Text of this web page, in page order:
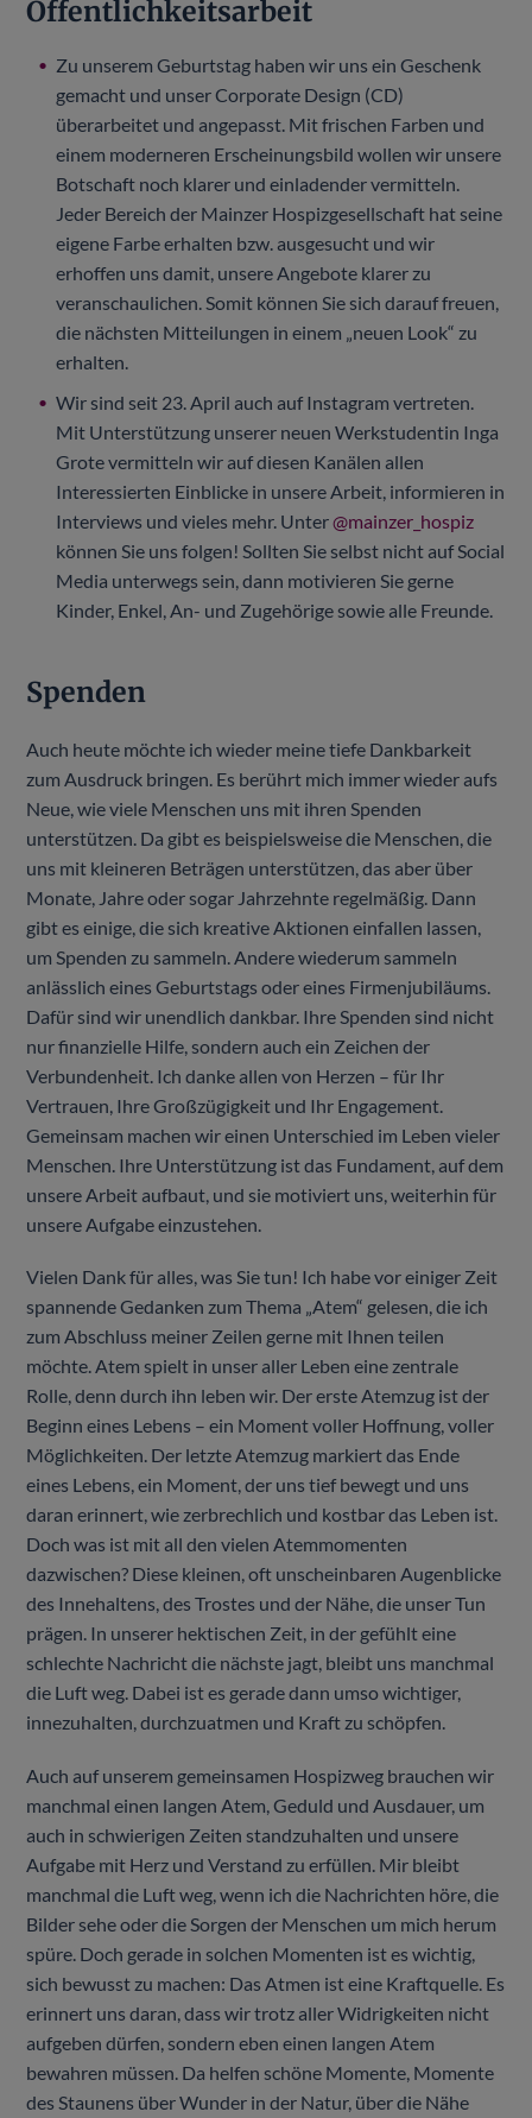
Öffentlichkeitsarbeit
Zu unserem Geburtstag haben wir uns ein Geschenk
gemacht und unser Corporate Design (CD)
überarbeitet und angepasst. Mit frischen Farben und
einem moderneren Erscheinungsbild wollen wir unsere
Botschaft noch klarer und einladender vermitteln.
Jeder Bereich der Mainzer Hospizgesellschaft hat seine
eigene Farbe erhalten bzw. ausgesucht und wir
erhoffen uns damit, unsere Angebote klarer zu
veranschaulichen. Somit können Sie sich darauf freuen,
die nächsten Mitteilungen in einem „neuen Look“ zu
erhalten.
Wir sind seit 23. April auch auf Instagram vertreten.
Mit Unterstützung unserer neuen Werkstudentin Inga
Grote vermitteln wir auf diesen Kanälen allen
Interessierten Einblicke in unsere Arbeit, informieren in
Interviews und vieles mehr. Unter@mainzer_hospiz
können Sie uns folgen! Sollten Sie selbst nicht auf Social
Media unterwegs sein, dann motivieren Sie gerne
Kinder, Enkel, An- und Zugehörige sowie alle Freunde.
Spenden
Auch heute möchte ich wieder meine tiefe Dankbarkeit
zum Ausdruck bringen. Es berührt mich immer wieder aufs
Neue, wie viele Menschen uns mit ihren Spenden
unterstützen. Da gibt es beispielsweise die Menschen, die
uns mit kleineren Beträgen unterstützen, das aber über
Monate, Jahre oder sogar Jahrzehnte regelmäßig. Dann
gibt es einige, die sich kreative Aktionen einfallen lassen,
um Spenden zu sammeln. Andere wiederum sammeln
anlässlich eines Geburtstags oder eines Firmenjubiläums.
Dafür sind wir unendlich dankbar. Ihre Spenden sind nicht
nur finanzielle Hilfe, sondern auch ein Zeichen der
Verbundenheit. Ich danke allen von Herzen – für Ihr
Vertrauen, Ihre Großzügigkeit und Ihr Engagement.
Gemeinsam machen wir einen Unterschied im Leben vieler
Menschen. Ihre Unterstützung ist das Fundament, auf dem
unsere Arbeit aufbaut, und sie motiviert uns, weiterhin für
unsere Aufgabe einzustehen.
Vielen Dank für alles, was Sie tun! Ich habe vor einiger Zeit
spannende Gedanken zum Thema „Atem“ gelesen, die ich
zum Abschluss meiner Zeilen gerne mit Ihnen teilen
möchte. Atem spielt in unser aller Leben eine zentrale
Rolle, denn durch ihn leben wir. Der erste Atemzug ist der
Beginn eines Lebens – ein Moment voller Hoffnung, voller
Möglichkeiten. Der letzte Atemzug markiert das Ende
eines Lebens, ein Moment, der uns tief bewegt und uns
daran erinnert, wie zerbrechlich und kostbar das Leben ist.
Doch was ist mit all den vielen Atemmomenten
dazwischen? Diese kleinen, oft unscheinbaren Augenblicke
des Innehaltens, des Trostes und der Nähe, die unser Tun
prägen. In unserer hektischen Zeit, in der gefühlt eine
schlechte Nachricht die nächste jagt, bleibt uns manchmal
die Luft weg. Dabei ist es gerade dann umso wichtiger,
innezuhalten, durchzuatmen und Kraft zu schöpfen.
Auch auf unserem gemeinsamen Hospizweg brauchen wir
manchmal einen langen Atem, Geduld und Ausdauer, um
auch in schwierigen Zeiten standzuhalten und unsere
Aufgabe mit Herz und Verstand zu erfüllen. Mir bleibt
manchmal die Luft weg, wenn ich die Nachrichten höre, die
Bilder sehe oder die Sorgen der Menschen um mich herum
spüre. Doch gerade in solchen Momenten ist es wichtig,
sich bewusst zu machen: Das Atmen ist eine Kraftquelle. Es
erinnert uns daran, dass wir trotz aller Widrigkeiten nicht
aufgeben dürfen, sondern eben einen langen Atem
bewahren müssen. Da helfen schöne Momente, Momente
des Staunens über Wunder in der Natur, über die Nähe